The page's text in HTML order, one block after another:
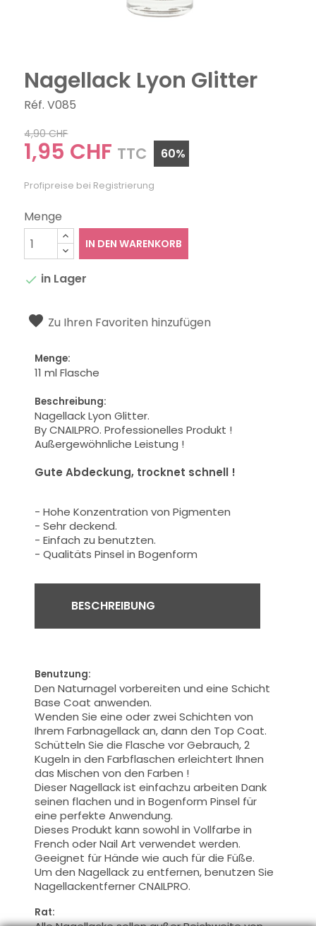
Nagellack Lyon Glitter
Réf. V085
4,90 CHF
1,95 CHF TTC 60%
Profipreise bei Registrierung
Menge
IN DEN WARENKORB
 in Lager
Zu Ihren Favoriten hinzufügen
Menge:
11 ml Flasche
Beschreibung:
Nagellack Lyon Glitter.
By CNAILPRO.Professionelles Produkt !
Außergewöhnliche Leistung !
Gute Abdeckung, trocknet schnell !
-Hohe Konzentration von Pigmenten
- Sehr deckend.
- Einfach zu benutzten.
-Qualitäts Pinsel in Bogenform
BESCHREIBUNG
Benutzung:
Den Naturnagel vorbereiten und eine Schicht
Base Coat anwenden.
Wenden Sie eine oder zwei Schichten von
Ihrem Farbnagellack an, dann den Top Coat.
Schütteln Sie die Flasche vor Gebrauch,2
Kugeln in den Farbflaschen erleichtert Ihnen
das Mischen von den Farben !
Dieser Nagellack ist einfachzu arbeiten Dank
seinen flachen und in Bogenform Pinsel für
eine perfekte Anwendung.
Dieses Produkt kann sowohl in Vollfarbe in
French oder Nail Art verwendet werden.
Geeignet für Hände wie auch für die Füße.
Um den Nagellack zu entfernen, benutzen Sie
NagellackentfernerCNAILPRO.
Rat: